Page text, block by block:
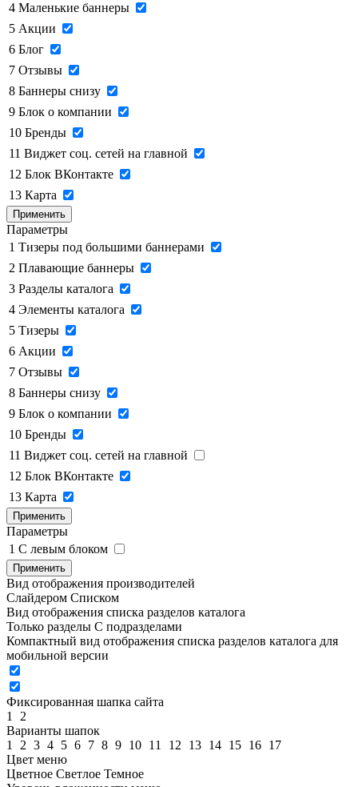
4 Маленькие баннеры
5 Акции
6 Блог
7 Отзывы
8 Баннеры снизу
9 Блок о компании
10 Бренды
11 Виджет соц. сетей на главной
12 Блок ВКонтакте
13 Карта
Применить
Параметры
1 Тизеры под большими баннерами
2 Плавающие баннеры
3 Разделы каталога
4 Элементы каталога
5 Тизеры
6 Акции
7 Отзывы
8 Баннеры снизу
9 Блок о компании
10 Бренды
11 Виджет соц. сетей на главной
12 Блок ВКонтакте
13 Карта
Применить
Параметры
1 C левым блоком
Применить
Вид отображения производителей
Слайдером Списком
Вид отображения списка разделов каталога
Только разделы С подразделами
Компактный вид отображения списка разделов каталога для
мобильной версии
Фиксированная шапка сайта
1
2
Варианты шапок
1
2 3 4 5 6 7 8 9 10 11 12 13 14 15 16 17
Цвет меню
Цветное Светлое Темное